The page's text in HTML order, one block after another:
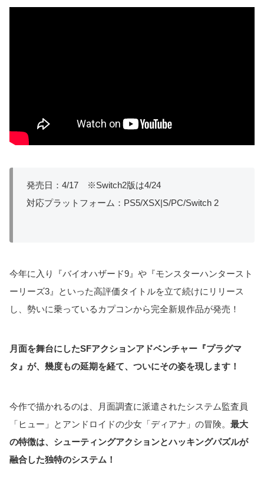
発売日：4/17 ※Switch2版は4/24
対応プラットフォーム：PS5/XSX|S/PC/Switch 2
今年に入り『バイオハザード9』や『モンスターハンタースト
ーリーズ3』といった高評価タイトルを立て続けにリリース
し、勢いに乗っているカプコンから完全新規作品が発売！
月面を舞台にしたSFアクションアドベンチャー『プラグマ
タ』が、幾度もの延期を経て、ついにその姿を現します！
今作で描かれるのは、月面調査に派遣されたシステム監査員
「ヒュー」とアンドロイドの少女「ディアナ」の冒険。 最大
の特徴は、シューティングアクションとハッキングパズルが
融合した独特のシステム！